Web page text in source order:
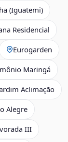
(Iguatemi)
Residencial
Eurogarden
Maringá
Aclimação
Alegre
III